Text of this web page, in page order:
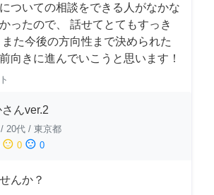
ついての相談をできる人がなかな
ったので、 話せてとてもすっき
た今後の方向性まで決められた
向きに進んでいこうと思います！
んver.2
/ 20代 / 東京都
sentiment_neutral 0 sentiment_dissatisfied 0
んか？